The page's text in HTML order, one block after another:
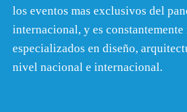
los eventos mas exclusivos del
internacional, y es
especializados en diseño,
nivel nacional e internacional.